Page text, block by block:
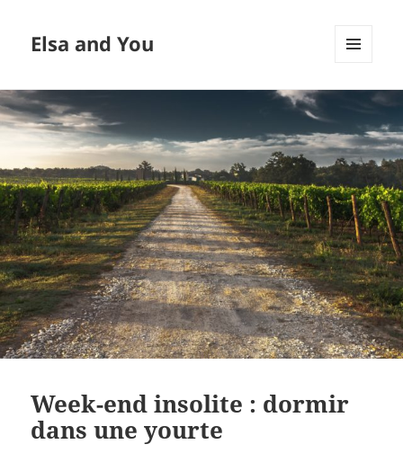
Elsa and You
WIDGETS
Week-end insolite : dormir
dans une yourte